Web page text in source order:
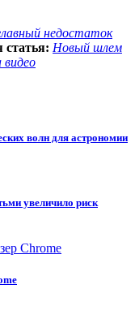
недостаток
Новый шлем
видео
волн для астрономии
увеличило риск